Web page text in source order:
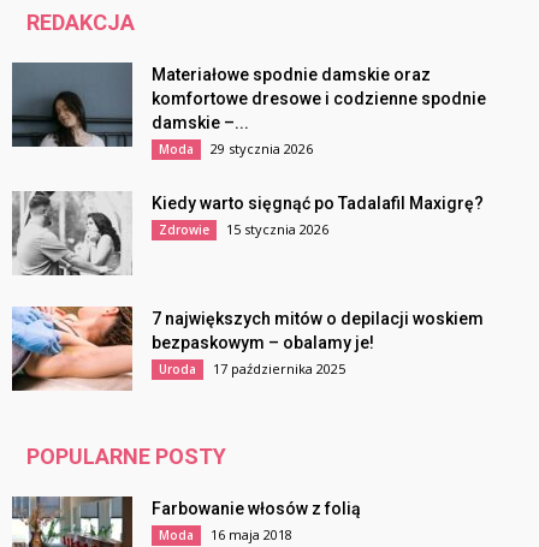
REDAKCJA
Materiałowe spodnie damskie oraz
komfortowe dresowe i codzienne spodnie
damskie –...
Moda 29 stycznia 2026
Kiedy warto sięgnąć po Tadalafil Maxigrę?
Zdrowie 15 stycznia 2026
7 największych mitów o depilacji woskiem
bezpaskowym – obalamy je!
Uroda 17 października 2025
POPULARNE POSTY
Farbowanie włosów z folią
Moda 16 maja 2018